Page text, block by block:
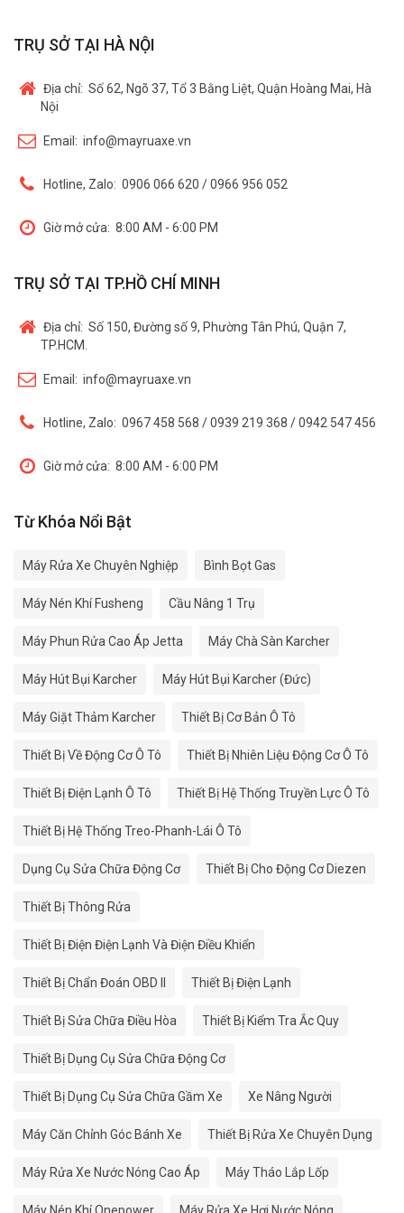
TRỤ SỞ TẠI HÀ NỘI
Địa chỉ: Số 62, Ngõ 37, Tổ 3 Bằng Liệt, Quận Hoàng Mai, Hà
Nội
Email: info@mayruaxe.vn
Hotline, Zalo: 0906 066 620 / 0966 956 052
Giờ mở cửa: 8:00 AM - 6:00 PM
TRỤ SỞ TẠI TP.HỒ CHÍ MINH
Địa chỉ: Số 150, Đường số 9, Phường Tân Phú, Quận 7,
TP.HCM.
Email: info@mayruaxe.vn
Hotline, Zalo: 0967 458 568 / 0939 219 368 / 0942 547 456
Giờ mở cửa: 8:00 AM - 6:00 PM
Từ Khóa Nổi Bật
Máy Rửa Xe Chuyên Nghiệp Bình Bọt Gas
Máy Nén Khí Fusheng Cầu Nâng 1 Trụ
Máy Phun Rửa Cao Áp Jetta Máy Chà Sàn Karcher
Máy Hút Bụi Karcher Máy Hút Bụi Karcher (Đức)
Máy Giặt Thảm Karcher Thiết Bị Cơ Bản Ô Tô
Thiết Bị Về Động Cơ Ô Tô Thiết Bị Nhiên Liệu Động Cơ Ô Tô
Thiết Bị Điện Lạnh Ô Tô Thiết Bị Hệ Thống Truyền Lực Ô Tô
Thiết Bị Hệ Thống Treo-Phanh-Lái Ô Tô
Dụng Cụ Sửa Chữa Động Cơ Thiết Bị Cho Động Cơ Diezen
Thiết Bị Thông Rửa
Thiết Bị Điện Điện Lạnh Và Điện Điều Khiển
Thiết Bị Chẩn Đoán OBD II Thiết Bị Điện Lạnh
Thiết Bị Sửa Chữa Điều Hòa Thiết Bị Kiểm Tra Ắc Quy
Thiết Bị Dụng Cụ Sửa Chữa Động Cơ
Thiết Bị Dụng Cụ Sửa Chữa Gầm Xe Xe Nâng Người
Máy Căn Chỉnh Góc Bánh Xe Thiết Bị Rửa Xe Chuyên Dụng
Máy Rửa Xe Nước Nóng Cao Áp Máy Tháo Lắp Lốp